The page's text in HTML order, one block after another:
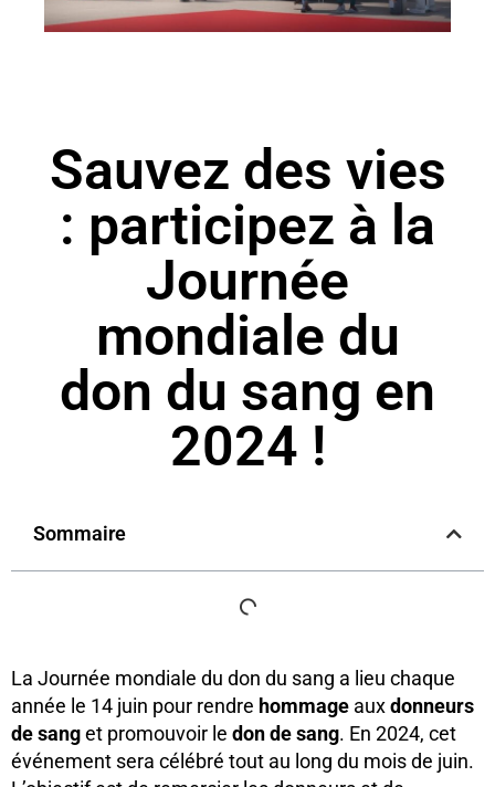
Sauvez des vies
: participez à la
Journée
mondiale du
don du sang en
2024 !
Sommaire
La Journée mondiale du don du sang a lieu chaque
année le 14 juin pour rendre hommage auxdonneurs
de sanget promouvoir le don de sang. En 2024, cet
événement sera célébré tout au long du mois de juin.